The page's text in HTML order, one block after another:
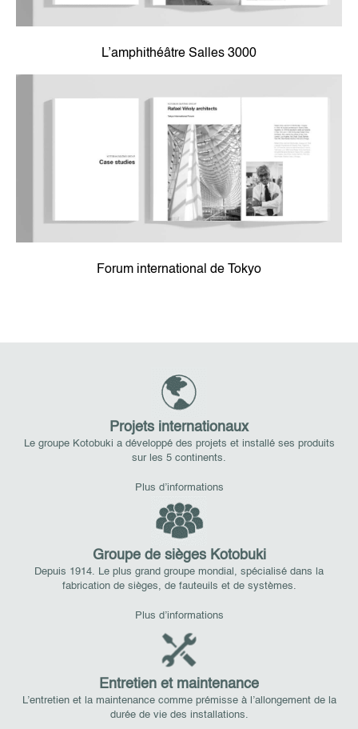
L’amphithéâtre Salles 3000
Forum international de Tokyo
Projets internationaux
Le groupe Kotobuki a développé des projets et installé ses produits
sur les 5 continents.
Plus d’informations
Groupe de sièges Kotobuki
Depuis 1914. Le plus grand groupe mondial, spécialisé dans la
fabrication de sièges, de fauteuils et de systèmes.
Plus d’informations
Entretien et maintenance
L’entretien et la maintenance comme prémisse à l’allongement de la
durée de vie des installations.